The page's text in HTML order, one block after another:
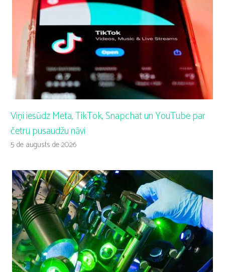
Viņi iesūdz Meta, TikTok, Snapchat un YouTube par
četru pusaudžu nāvi
5 de augusts de 2026